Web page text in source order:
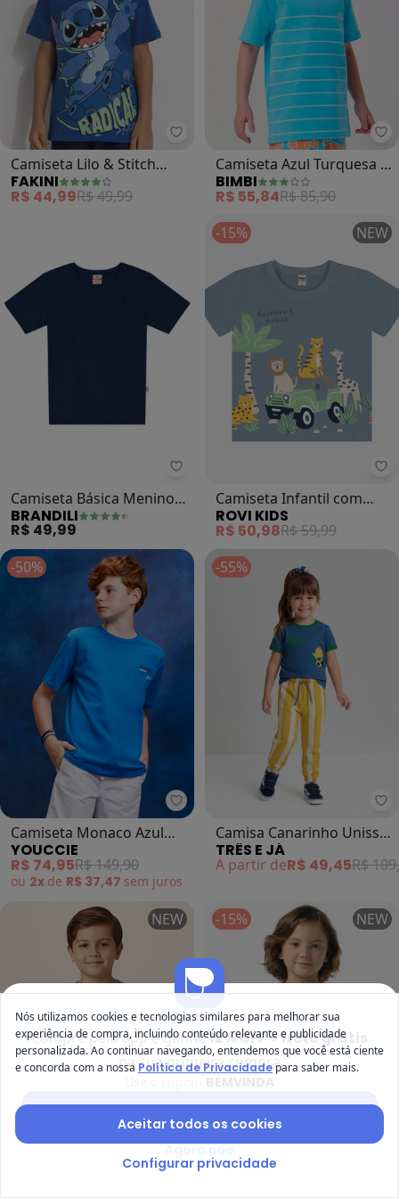
Fakini - Camiseta Lilo & Stitch
Camiseta Lilo & Stitch
(Azul)
FAKINI
R$ 44,99R$ 49,99
Camiseta Azul Turquesa In
Mare (Azul)
BIMBI
R$ 55,84R$ 85,90
Brandili - Camiseta Básica
Camiseta Básica Menino
em Malha (Azul)
BRANDILI
R$ 49,99
-15% NEW
Camiseta Infantil com
Estampa (Azul)
ROVI KIDS
R$ 50,98R$ 59,99
-50%
Youccie - Camiseta Monaco Azul
Camiseta Monaco Azul
(Azul)
YOUCCIE
R$ 74,95R$ 149,90
ou 2x de R$ 37,47 sem juros
-55%
Camisa Canarinho Unissex
em Algodão Três e Já Azul
TRÊS E JÁ
A partir deR$ 49,45R$
NEW
Malwee Kids - Camiseta Speed
-15% NEW
Compre pelo app e ganhe12% OFF + frete grátis
na sua primeira compra
Nós utilizamos cookies e tecnologias similares para melhorar sua
experiência de compra, incluindo conteúdo relevante e publicidade
personalizada. Ao continuar navegando, entendemos que você está ciente
e concorda com a nossa Política de Privacidade para saber mais.
Aceitar todos os cookies
Configurar privacidade